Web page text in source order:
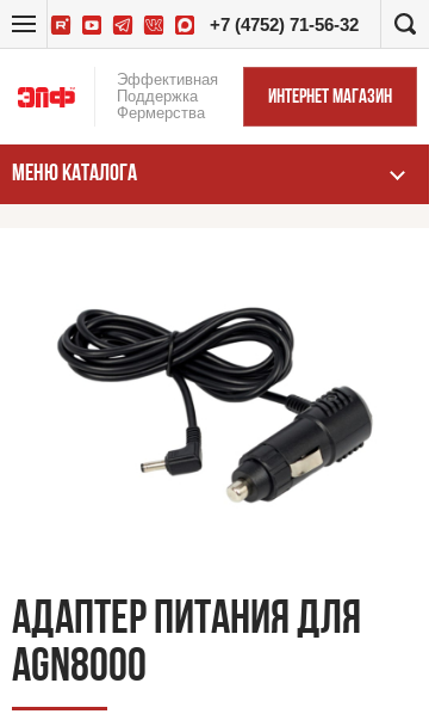
+7 (4752) 71-56-32
Эффективная
Поддержка
Фермерства
ИНТЕРНЕТ МАГАЗИН
МЕНЮ КАТАЛОГА
АДАПТЕР ПИТАНИЯ ДЛЯ
AGN8000